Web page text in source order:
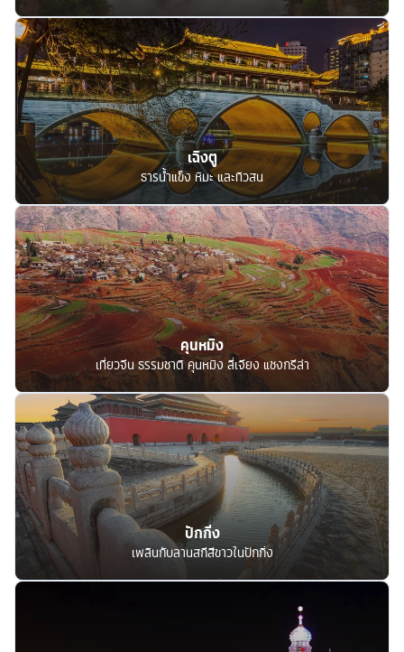
เฉิงตู
ธารน้ำแข็ง หิมะ และทิวสน
คุนหมิง
เที่ยวจีน ธรรมชาติ คุนหมิง ลี่เจียง แชงกรีล่า
ปักกิ่ง
เพลินกับลานสกีสีขาวในปักกิ่ง